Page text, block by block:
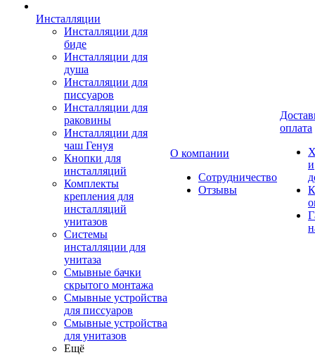
Инсталляции
Инсталляции для
биде
Инсталляции для
душа
Инсталляции для
писсуаров
Инсталляции для
раковины
Инсталляции для
чаш Генуя
Кнопки для
инсталляций
Комплекты
крепления для
инсталляций
унитазов
Системы
инсталляции для
унитаза
Смывные бачки
скрытого монтажа
Смывные устройства
для писсуаров
Смывные устройства
для унитазов
Ещё
О компании
Сотрудничество
Отзывы
оплата
и